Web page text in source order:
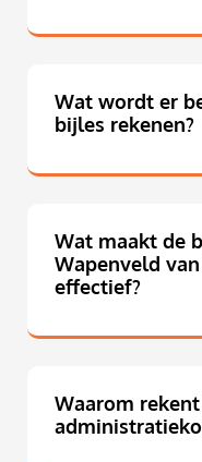
Wat wordt er
bijles rekenen?
Wat maakt de
Wapenveld
effectief?
Waarom